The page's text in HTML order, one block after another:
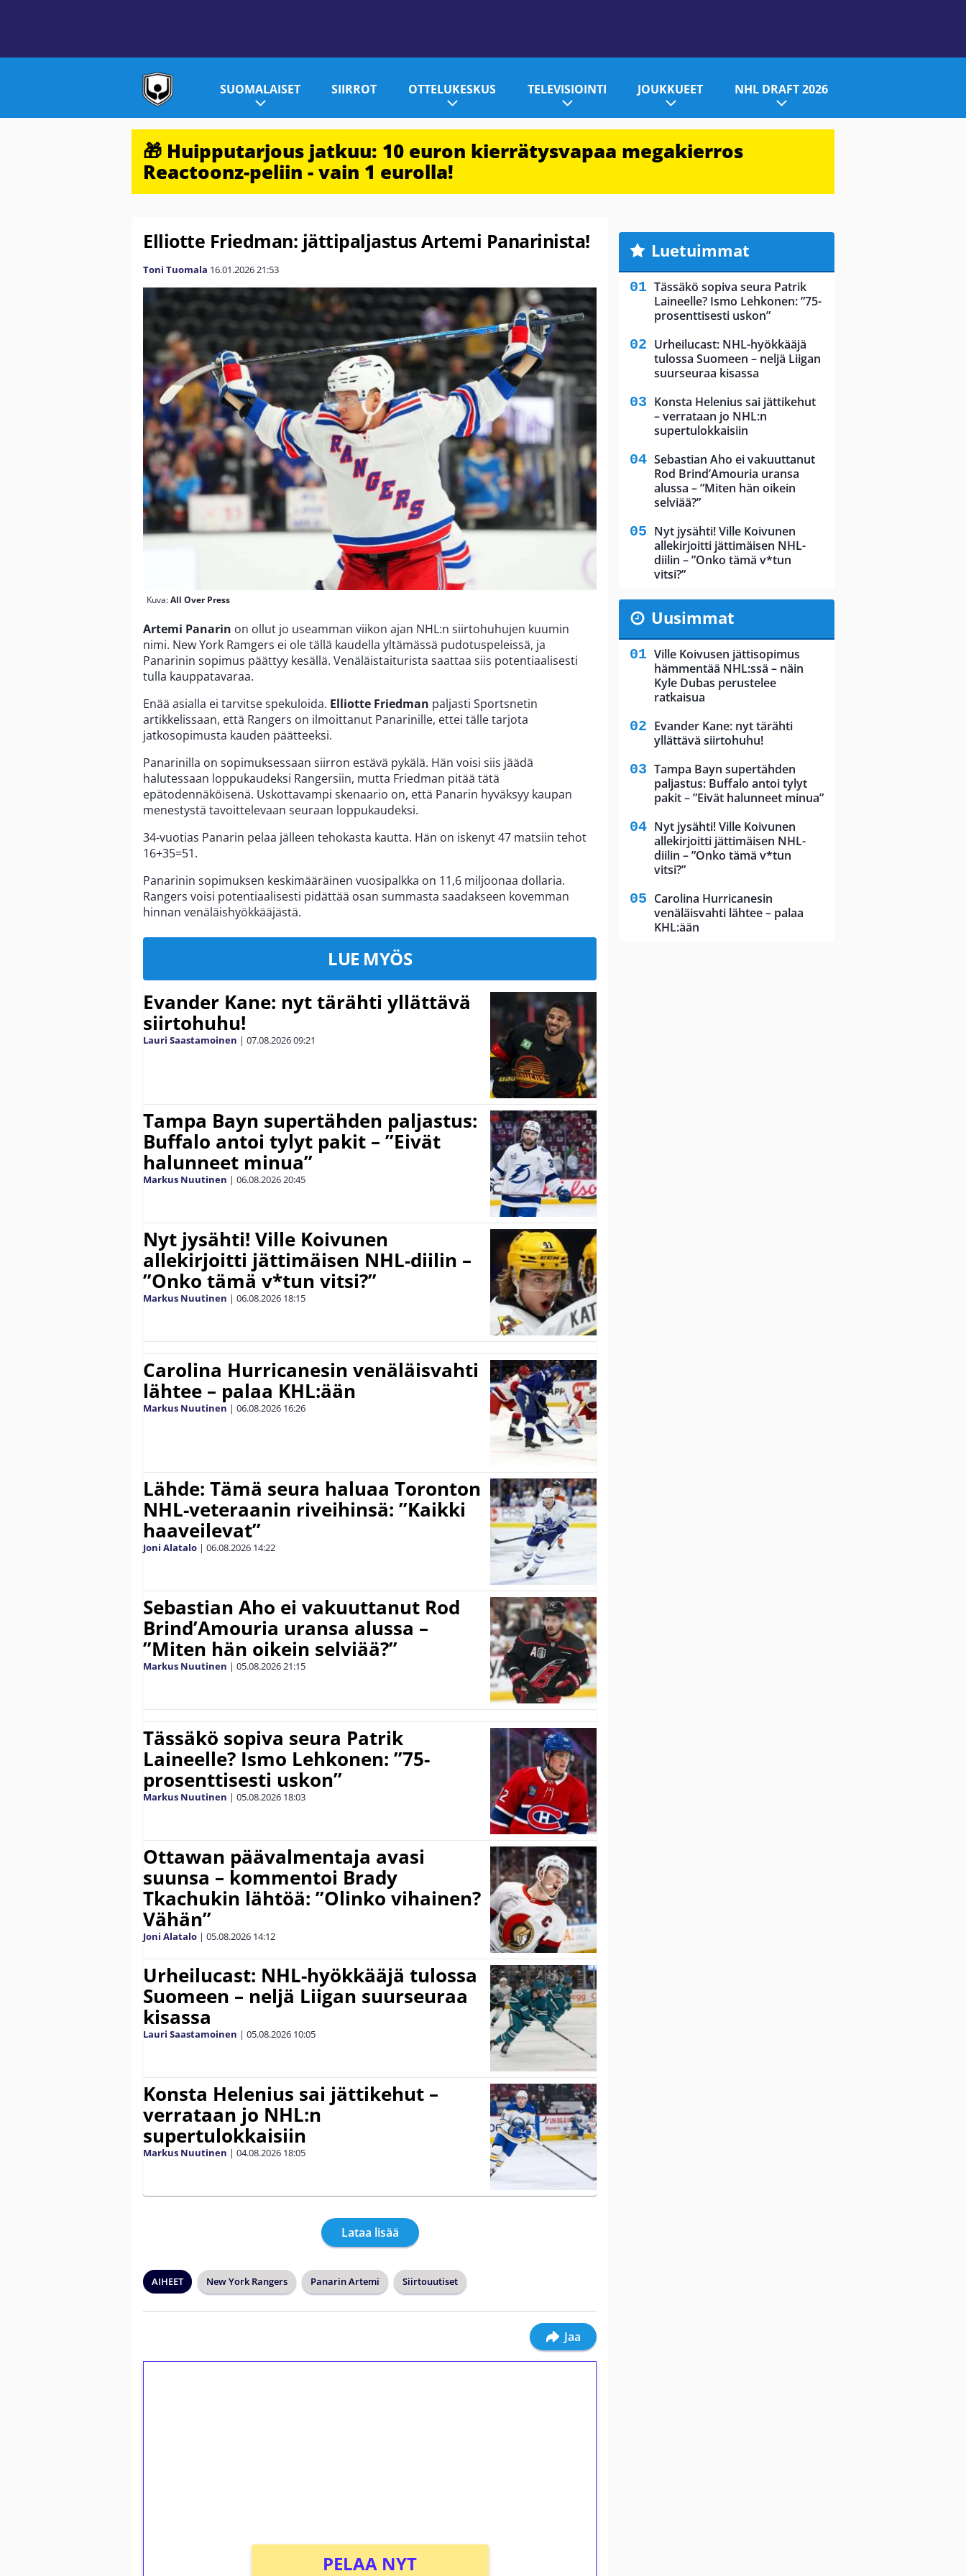
SUOMALAISET SIIRROT OTTELUKESKUS TELEVISIOINTI JOUKKUEET NHL DRAFT 2026
🎁 Huipputarjous jatkuu: 10 euron kierrätysvapaa megakierros
Reactoonz-peliin - vain 1 eurolla!
Elliotte Friedman: jättipaljastus Artemi Panarinista!
Toni Tuomala 16.01.202621:53
Kuva:All Over Press
Artemi Panarin on ollut jo useamman viikon ajan NHL:n siirtohuhujen kuumin
nimi. New York Ramgers ei ole tällä kaudella yltämässä pudotuspeleissä, ja
Panarinin sopimus päättyy kesällä. Venäläistaiturista saattaa siis potentiaalisesti
tulla kauppatavaraa.
Enää asialla ei tarvitse spekuloida. Elliotte Friedman paljasti Sportsnetin
artikkelissaan, että Rangers on ilmoittanut Panarinille, ettei tälle tarjota
jatkosopimusta kauden päätteeksi.
Panarinilla on sopimuksessaan siirron estävä pykälä. Hän voisi siis jäädä
halutessaan loppukaudeksi Rangersiin, mutta Friedman pitää tätä
epätodennäköisenä. Uskottavampi skenaario on, että Panarin hyväksyy kaupan
menestystä tavoittelevaan seuraan loppukaudeksi.
34-vuotias Panarin pelaa jälleen tehokasta kautta. Hän on iskenyt 47 matsiin tehot
16+35=51.
Panarinin sopimuksen keskimääräinen vuosipalkka on 11,6 miljoonaa dollaria.
Rangers voisi potentiaalisesti pidättää osan summasta saadakseen kovemman
hinnan venäläishyökkääjästä.
LUE MYÖS
Evander Kane: nyt tärähti yllättävä
siirtohuhu!
Lauri Saastamoinen | 07.08.202609:21
Tampa Bayn supertähden paljastus:
Buffalo antoi tylyt pakit – ”Eivät
halunneet minua”
Markus Nuutinen | 06.08.202620:45
Nyt jysähti! Ville Koivunen
allekirjoitti jättimäisen NHL-diilin –
”Onko tämä v*tun vitsi?”
Markus Nuutinen | 06.08.2026 18:15
Carolina Hurricanesin venäläisvahti
lähtee – palaa KHL:ään
Markus Nuutinen | 06.08.2026 16:26
Lähde: Tämä seura haluaa Toronton
NHL-veteraanin riveihinsä: ”Kaikki
haaveilevat”
Joni Alatalo | 06.08.2026 14:22
Sebastian Aho ei vakuuttanut Rod
Brind’Amouria uransa alussa –
”Miten hän oikein selviää?”
Markus Nuutinen | 05.08.202621:15
Tässäkö sopiva seura Patrik
Laineelle? Ismo Lehkonen: ”75-
prosenttisesti uskon”
Markus Nuutinen | 05.08.2026 18:03
Ottawan päävalmentaja avasi
suunsa – kommentoi Brady
Tkachukin lähtöä: ”Olinko vihainen?
Vähän”
Joni Alatalo | 05.08.2026 14:12
Urheilucast: NHL-hyökkääjä tulossa
Suomeen – neljä Liigan suurseuraa
kisassa
Lauri Saastamoinen | 05.08.2026 10:05
Konsta Helenius sai jättikehut –
verrataan jo NHL:n
supertulokkaisiin
Markus Nuutinen | 04.08.2026 18:05
Lataa lisää
AIHEET New York Rangers Panarin Artemi Siirtouutiset
Jaa
PELAA NYT
Luetuimmat
Tässäkö sopiva seura Patrik
Laineelle? Ismo Lehkonen: ”75-
prosenttisesti uskon”
Urheilucast: NHL-hyökkääjä
tulossa Suomeen – neljä Liigan
suurseuraa kisassa
Konsta Helenius sai jättikehut
– verrataan jo NHL:n
supertulokkaisiin
Sebastian Aho ei vakuuttanut
Rod Brind’Amouria uransa
alussa – ”Miten hän oikein
selviää?”
Nyt jysähti! Ville Koivunen
allekirjoitti jättimäisen NHL-
diilin – ”Onko tämä v*tun
vitsi?”
Uusimmat
Ville Koivusen jättisopimus
hämmentää NHL:ssä – näin
Kyle Dubas perustelee
ratkaisua
Evander Kane: nyt tärähti
yllättävä siirtohuhu!
Tampa Bayn supertähden
paljastus: Buffalo antoi tylyt
pakit – ”Eivät halunneet minua”
Nyt jysähti! Ville Koivunen
allekirjoitti jättimäisen NHL-
diilin – ”Onko tämä v*tun
vitsi?”
Carolina Hurricanesin
venäläisvahti lähtee – palaa
KHL:ään